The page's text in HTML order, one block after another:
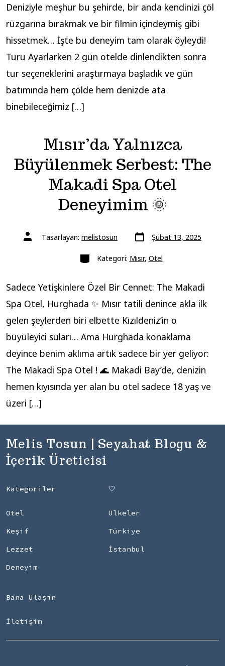
Deniziyle meşhur bu şehirde, bir anda kendinizi çöl
rüzgarına bırakmak ve bir filmin içindeymiş gibi
hissetmek… İşte bu deneyim tam olarak öyleydi!
Turu Ayarlarken 2 gün otelde dinlendikten sonra
tur seçeneklerini araştırmaya başladık ve gün
batımında hem çölde hem denizde ata
binebileceğimiz […]
Mısır’da Yalnızca
Büyülenmek Serbest: The
Makadi Spa Otel
Deneyimim 🌞
Yazının
yazarı Tasarlayan: melistosun Yazı
tarihi
Şubat 13, 2025
KategorilerKategori: Mısır, Otel
Sadece Yetişkinlere Özel Bir Cennet: The Makadi
Spa Otel, Hurghada ✨ Mısır tatili denince akla ilk
gelen şeylerden biri elbette Kızıldeniz’in o
büyüleyici suları… Ama Hurghada konaklama
deyince benim aklıma artık sadece bir yer geliyor:
The Makadi Spa Otel ! 🌊 Makadi Bay’de, denizin
hemen kıyısında yer alan bu otel sadece 18 yaş ve
üzeri […]
Melis Tosun | Seyahat Blogu &
İçerik Üreticisi
Kategoriler
Otel
Keşif
Lezzet
Deneyim
🤍
Ülkeler
Türkiye
İstanbul
Bana Ulaşın
İletişim